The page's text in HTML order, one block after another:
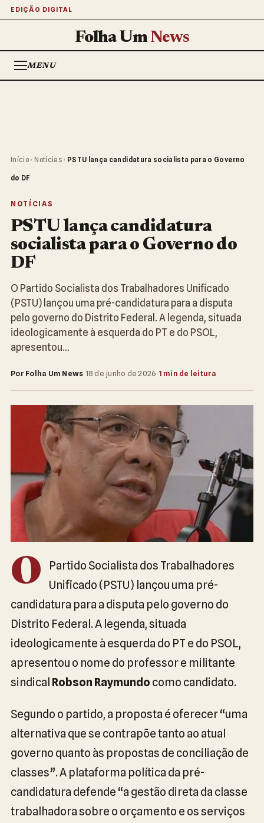
EDIÇÃO DIGITAL
Folha UmNews
MENU
Início › Notícias › PSTU lança candidatura socialista para o Governo
do DF
NOTÍCIAS
PSTU lança candidatura
socialista para o Governo do
DF
O Partido Socialista dos Trabalhadores Unificado
(PSTU) lançou uma pré-candidatura para a disputa
pelo governo do Distrito Federal. A legenda, situada
ideologicamente à esquerda do PT e do PSOL,
apresentou…
Por Folha Um News· 18 de junho de 2026· 1 min de leitura
O
Partido Socialista dos Trabalhadores
Unificado (PSTU) lançou uma pré-
candidatura para a disputa pelo governo do
Distrito Federal. A legenda, situada
ideologicamente à esquerda do PT e do PSOL,
apresentou o nome do professor e militante
sindical Robson Raymundo como candidato.
Segundo o partido, a proposta é oferecer “uma
alternativa que se contrapõe tanto ao atual
governo quanto às propostas de conciliação de
classes”. A plataforma política da pré-
candidatura defende “a gestão direta da classe
trabalhadora sobre o orçamento e os serviços